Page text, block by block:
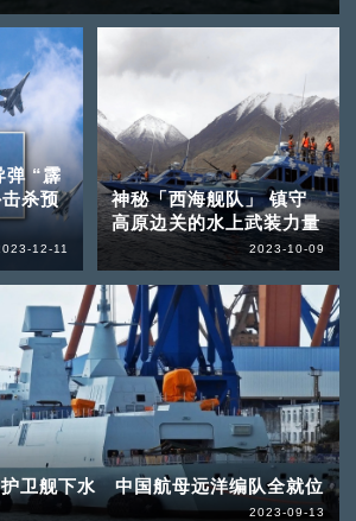
弹 “霹
杀预
12-11
神秘「西海舰队」 镇守
高原边关的水上武装力量
2023-10-09
卫舰下水 中国航母远洋编队全就位
2023-09-13